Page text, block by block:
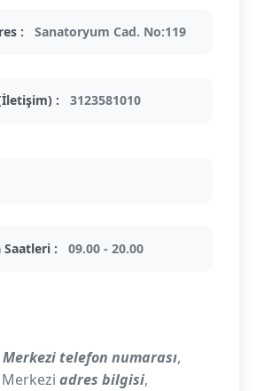
: Sanatoryum Cad. No:119
: 3123581010
Saatleri : 09.00 - 20.00
Merkezi telefon numarası,
adres bilgisi,